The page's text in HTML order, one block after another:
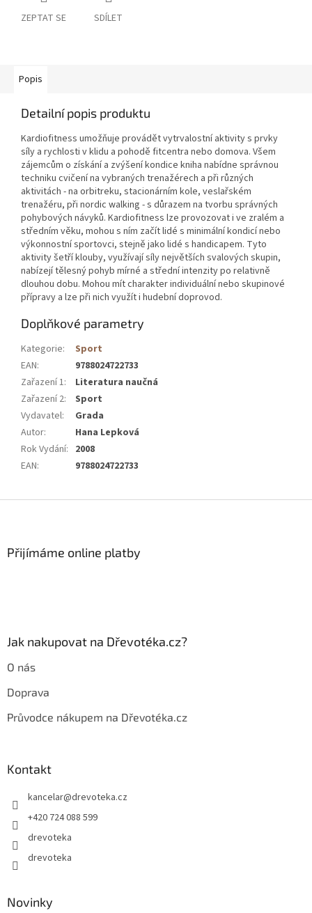
ZEPTAT SE SDÍLET
Popis
Detailní popis produktu
Kardiofitness umožňuje provádět vytrvalostní aktivity s prvky
síly a rychlosti v klidu a pohodě fitcentra nebo domova. Všem
zájemcům o získání a zvýšení kondice kniha nabídne správnou
techniku cvičení na vybraných trenažérech a při různých
aktivitách - na orbitreku, stacionárním kole, veslařském
trenažéru, při nordic walking - s důrazem na tvorbu správných
pohybových návyků. Kardiofitness lze provozovat i ve zralém a
středním věku, mohou s ním začít lidé s minimální kondicí nebo
výkonnostní sportovci, stejně jako lidé s handicapem. Tyto
aktivity šetří klouby, využívají síly největších svalových skupin,
nabízejí tělesný pohyb mírné a střední intenzity po relativně
dlouhou dobu. Mohou mít charakter individuální nebo skupinové
přípravy a lze při nich využít i hudební doprovod.
Doplňkové parametry
Kategorie:
Sport
EAN:
9788024722733
Zařazení 1:
Literatura naučná
Zařazení 2:
Sport
Vydavatel:
Grada
Autor:
Hana Lepková
Rok Vydání: 2008
EAN: 9788024722733
Přijímáme online platby
Jak nakupovat na Dřevotéka.cz?
O nás
Doprava
Průvodce nákupem na Dřevotéka.cz
Kontakt
kancelar@drevoteka.cz
+420 724 088 599
drevoteka
drevoteka
Novinky